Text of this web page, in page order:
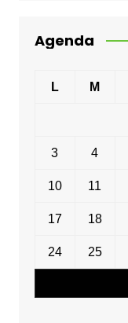
Agenda
L M
3 4
10 11
17 18
24 25